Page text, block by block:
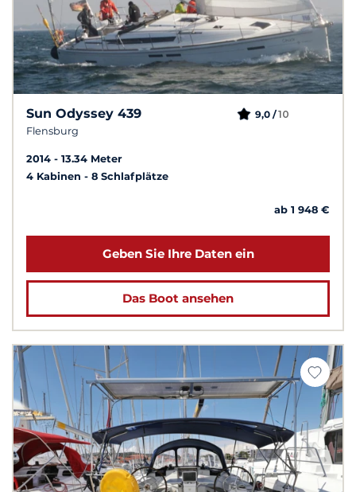
Sun Odyssey 439
Flensburg
9,0 /10
2014
13.34 Meter
4 Kabinen
8 Schlafplätze
ab 1 948 €
Geben Sie Ihre Daten ein
Das Boot ansehen